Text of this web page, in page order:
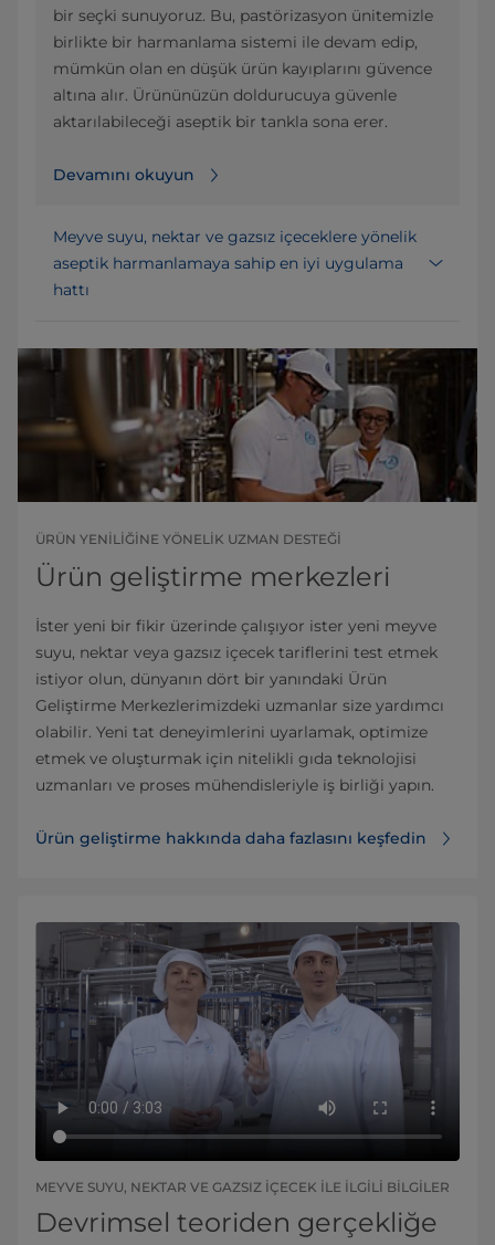
bir seçki sunuyoruz. Bu, pastörizasyon ünitemizle
birlikte bir harmanlama sistemi ile devam edip,
mümkün olan en düşük ürün kayıplarını güvence
altına alır. Ürününüzün doldurucuya güvenle
aktarılabileceği aseptik bir tankla sona erer.
Devamını okuyun
Meyve suyu, nektar ve gazsız içeceklere yönelik
aseptik harmanlamaya sahip en iyi uygulama
hattı
ÜRÜN YENILIĞINE YÖNELIK UZMAN DESTEĞI
Ürün geliştirme merkezleri
İster yeni bir fikir üzerinde çalışıyor ister yeni meyve
suyu, nektar veya gazsız içecek tariflerini test etmek
istiyor olun, dünyanın dört bir yanındaki Ürün
Geliştirme Merkezlerimizdeki uzmanlar size yardımcı
olabilir. Yeni tat deneyimlerini uyarlamak, optimize
etmek ve oluşturmak için nitelikli gıda teknolojisi
uzmanları ve proses mühendisleriyle iş birliği yapın.
Ürün geliştirme hakkında daha fazlasını keşfedin
MEYVE SUYU, NEKTAR VE GAZSIZ IÇECEK ILE ILGILI BILGILER
Devrimsel teoriden gerçekliğe